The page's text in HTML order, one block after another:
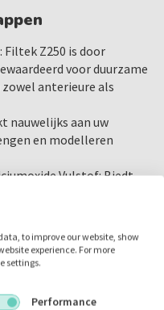
inlays, onlays en
gebruik in combinatie
Voor een sterke en
van loszittende
Bestel vandaag nog
Filtek Z250 is door
voor duurzame
anterieure als
nauwelijks aan uw
en modelleren
Vulstof: Biedt
toevoeging van zware
het gewicht (60% in
sterkte en
to improve our website, show
experience. For more
settings.
Performance